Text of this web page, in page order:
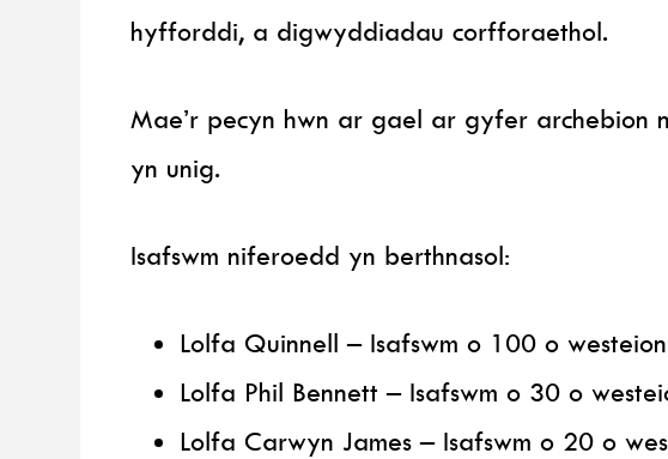
hyfforddi, a digwyddiadau corfforaethol.
Mae’r pecyn hwn ar gael ar gyfer archebion
yn unig.
Isafswm niferoedd yn berthnasol:
Lolfa Quinnell – Isafswm o 100 o westeion
Lolfa Phil Bennett – Isafswm o 30 o
Lolfa Carwyn James – Isafswm o 20 o